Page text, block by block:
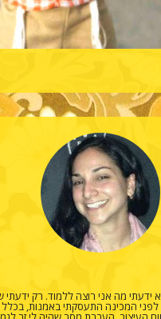
מה אני רוצה ללמוד. רק ידעתי
לפני המכינה התעסקתי באמנות, בכלל